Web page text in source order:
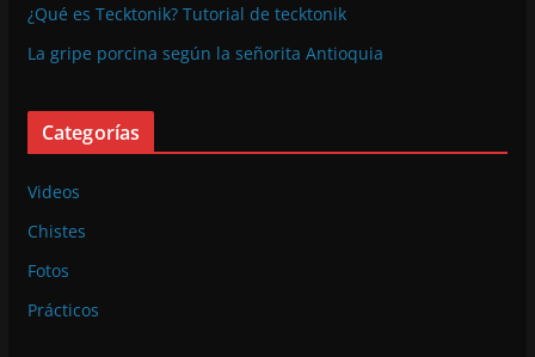
¿Qué es Tecktonik? Tutorial de tecktonik
La gripe porcina según la señorita Antioquia
Categorías
Videos
Chistes
Fotos
Prácticos